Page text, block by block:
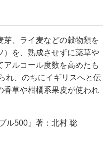
芽、ライ麦などの穀物類を
）を、熟成させずに薬草や
ルコール度数を高めたも
れ、のちにイギリスへと伝
香草や柑橘系果皮が使われ
ル500』著：北村 聡